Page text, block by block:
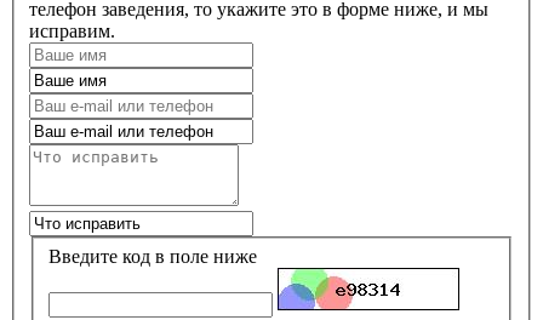
телефон заведения, то укажите это в форме ниже, и мы
исправим.
Введите код в поле ниже